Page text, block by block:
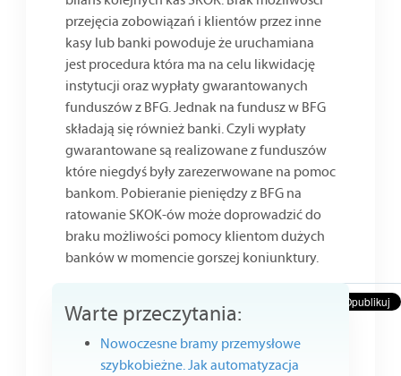
przejęcia zobowiązań i klientów przez inne
kasy lub banki powoduje że uruchamiana
jest procedura która ma na celu likwidację
instytucji oraz wypłaty gwarantowanych
funduszów z BFG. Jednak na fundusz w BFG
składają się również banki. Czyli wypłaty
gwarantowane są realizowane z funduszów
które niegdyś były zarezerwowane na pomoc
bankom. Pobieranie pieniędzy z BFG na
ratowanie SKOK-ów może doprowadzić do
braku możliwości pomocy klientom dużych
banków w momencie gorszej koniunktury.
Warte przeczytania:
Nowoczesne bramy przemysłowe
szybkobieżne. Jak automatyzacja